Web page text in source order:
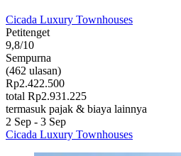
Cicada Luxury Townhouses
Petitenget
9,8/10
Sempurna
(462 ulasan)
Rp2.422.500
total Rp2.931.225
termasuk pajak & biaya lainnya
2 Sep - 3 Sep
Cicada Luxury Townhouses